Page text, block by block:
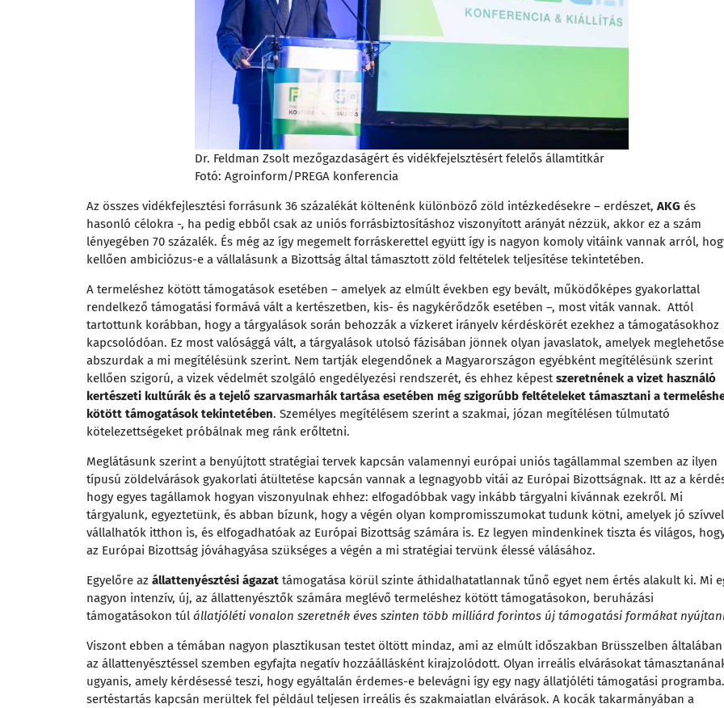
Dr. Feldman Zsolt mezőgazdaságért és vidékfejelsztésért felelős államtitkár
Fotó: Agroinform/PREGA konferencia
Az összes vidékfejlesztési forrásunk 36 százalékát költenénk különböző zöld intézkedésekre – erdészet, AKG és
hasonló célokra -, ha pedig ebből csak az uniós forrásbiztosításhoz viszonyított arányát nézzük, akkor ez a szám
lényegében 70 százalék. És még az így megemelt forráskerettel együtt így is nagyon komoly vitáink vannak arról,
kellően ambiciózus-e a vállalásunk a Bizottság által támasztott zöld feltételek teljesítése tekintetében.
A termeléshez kötött támogatások esetében – amelyek az elmúlt években egy bevált, működőképes gyakorlattal
rendelkező támogatási formává vált a kertészetben, kis- és nagykérődzők esetében –, most viták vannak. Attól
tartottunk korábban, hogy a tárgyalások során behozzák a vízkeret irányelv kérdéskörét ezekhez a támogatásokhoz
kapcsolódóan. Ez most valósággá vált, a tárgyalások utolsó fázisában jönnek olyan javaslatok, amelyek
abszurdak a mi megítélésünk szerint. Nem tartják elegendőnek a Magyarországon egyébként megítélésünk szerint
kellően szigorú, a vizek védelmét szolgáló engedélyezési rendszerét, és ehhez képestszeretnének a vizet használó
kertészeti kultúrák és a tejelő szarvasmarhák tartása esetében még szigorúbb feltételeket támasztani a
kötött támogatások tekintetében. Személyes megítélésem szerint a szakmai, józan megítélésen túlmutató
kötelezettségeket próbálnak meg ránk erőltetni.
Meglátásunk szerint a benyújtott stratégiai tervek kapcsán valamennyi európai uniós tagállammal szemben az ilyen
típusú zöldelvárások gyakorlati átültetése kapcsán vannak a legnagyobb vitái az Európai Bizottságnak. Itt az a
hogy egyes tagállamok hogyan viszonyulnak ehhez: elfogadóbbak vagy inkább tárgyalni kívánnak ezekről. Mi
tárgyalunk, egyeztetünk, és abban bízunk, hogy a végén olyan kompromisszumokat tudunk kötni, amelyek jó szívvel
vállalhatók itthon is, és elfogadhatóak az Európai Bizottság számára is. Ez legyen mindenkinek tiszta és világos,
az Európai Bizottság jóváhagyása szükséges a végén a mi stratégiai tervünk élessé válásához.
Egyelőre az állattenyésztési ágazat támogatása körül szinte áthidalhatatlannak tűnő egyet nem értés alakult ki. Mi
nagyon intenzív, új, az állattenyésztők számára meglévő termeléshez kötött támogatásokon, beruházási
támogatásokon túl állatjóléti vonalon szeretnék éves szinten több milliárd forintos új támogatási formákat
Viszont ebben a témában nagyon plasztikusan testet öltött mindaz, ami az elmúlt időszakban Brüsszelben általában
az állattenyésztéssel szemben egyfajta negatív hozzáállásként kirajzolódott. Olyan irreális elvárásokat
ugyanis, amely kérdésessé teszi, hogy egyáltalán érdemes-e belevágni így egy nagy állatjóléti támogatási
sertéstartás kapcsán merültek fel például teljesen irreális és szakmaiatlan elvárások. A kocák takarmányában a